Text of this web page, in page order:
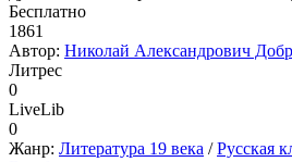
Бесплатно
1861
Автор: Николай Александрович
Литрес
0
LiveLib
0
Жанр: Литература 19 века /Русская